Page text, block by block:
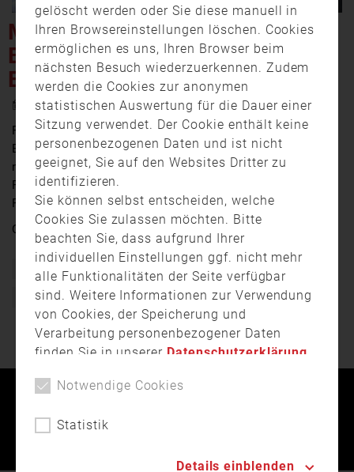
MÜNCHNER FEUERWEHR
BEKOMMT NEUE
EINSATZKLEIDUNG
12. Januar 2018 19:20
Rund 7.500 Bekleidungsstücke für etwa 8 Millionen
Euro. Die Stadt München gönnt ihrer Feuerwehr eine
neue Einsatzkleidung. Außerdem bekommt die
Freiwillige Feuerwehr Freimann endlich ein
Provisorium.
Quelle:
muenchen.tv
Bayern Berufsfeuerwehr Einsatzkleidung
Freiwillige Feuerwehr Münehn
gelöscht werden oder Sie diese manuell in
Ihren Browsereinstellungen löschen. Cookies
ermöglichen es uns, Ihren Browser beim
nächsten Besuch wiederzuerkennen. Zudem
werden die Cookies zur anonymen
statistischen Auswertung für die Dauer einer
Sitzung verwendet. Der Cookie enthält keine
personenbezogenen Daten und ist nicht
geeignet, Sie auf den Websites Dritter zu
identifizieren.
Sie können selbst entscheiden, welche
Cookies Sie zulassen möchten. Bitte
beachten Sie, dass aufgrund Ihrer
individuellen Einstellungen ggf. nicht mehr
alle Funktionalitäten der Seite verfügbar
sind. Weitere Informationen zur Verwendung
von Cookies, der Speicherung und
Verarbeitung personenbezogener Daten
finden Sie in unserer Datenschutzerklärung
Notwendige Cookies
Statistik
Details einblenden